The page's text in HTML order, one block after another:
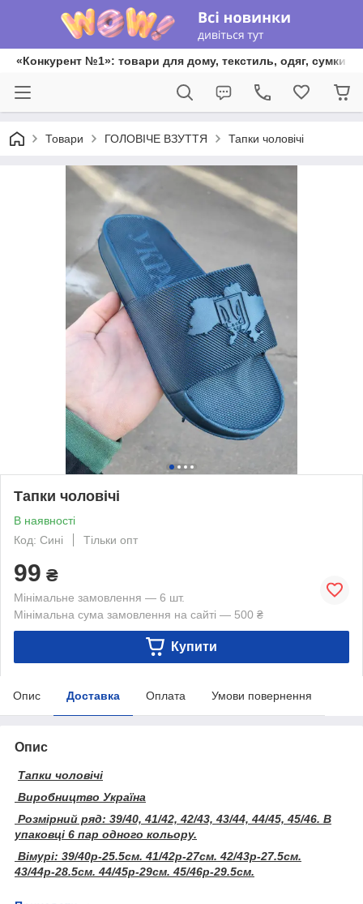
«Конкурент №1»: товари для дому, текстиль, одяг, сумки
Товари ГОЛОВІЧЕ ВЗУТТЯ Тапки чоловічі
Тапки чоловічі
В наявності
Код: Сині
Тільки опт
99 ₴
Мінімальне замовлення — 6 шт.
Мінімальна сума замовлення на сайті — 500 ₴
Купити
Опис Доставка Оплата Умови повернення
Опис
Тапки чоловічі
Виробництво Україна
Розмірний ряд: 39/40, 41/42, 42/43, 43/44, 44/45, 45/46. В
упаковці 6 пар одного кольору.
Вімурі: 39/40р-25.5см. 41/42р-27см. 42/43р-27.5см.
43/44р-28.5см. 44/45р-29см. 45/46р-29.5см.